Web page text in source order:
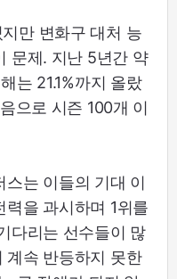
만 변화구 대처 능
문제. 지난 5년간 약
는 21.1%까지 올랐
으로 시즌 100개 이
는 이들의 기대 이
을 과시하며 1위를
다리는 선수들이 많
계속 반등하지 못한